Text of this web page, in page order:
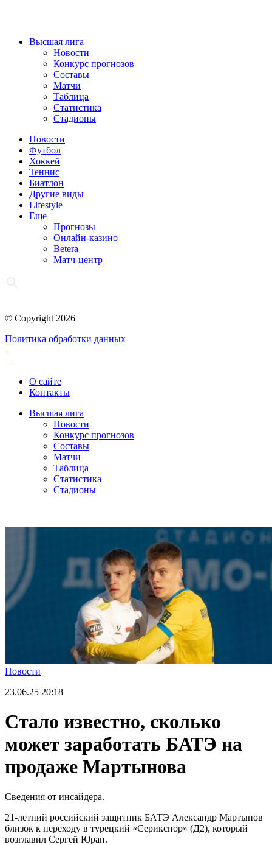
Высшая лига
Новости
Конкурс прогнозов
Составы
Матчи
Таблица
Статистика
Стадионы
Новости
Футбол
Хоккей
Теннис
Биатлон
Другие виды
Lifestyle
Еще
Прогнозы
Онлайн-казино
Betera
Матч-центр
© Copyright 2026
Политика обработки данных
О сайте
Контакты
Высшая лига
Новости
Конкурс прогнозов
Составы
Матчи
Таблица
Статистика
Стадионы
Новости
23.06.25 20:18
Стало известно, сколько
может заработать БАТЭ на
продаже Мартынова
Сведения от инсайдера.
21-летний российский защитник БАТЭ Александр Мартынов
близок к переходу в турецкий «Серикспор» (Д2), который
возглавил Сергей Юран.